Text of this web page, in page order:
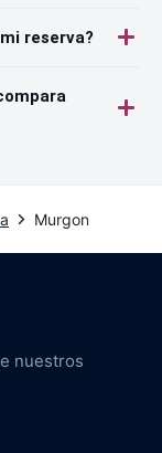
reserva?
Murgon
nuestros